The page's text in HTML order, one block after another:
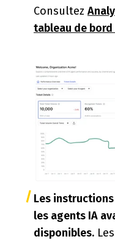
Consultez
tableau de
Les
les agents IA
disponibles.